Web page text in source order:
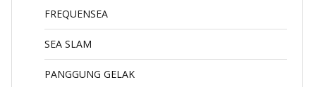
FREQUENSEA
SEA SLAM
PANGGUNG GELAK